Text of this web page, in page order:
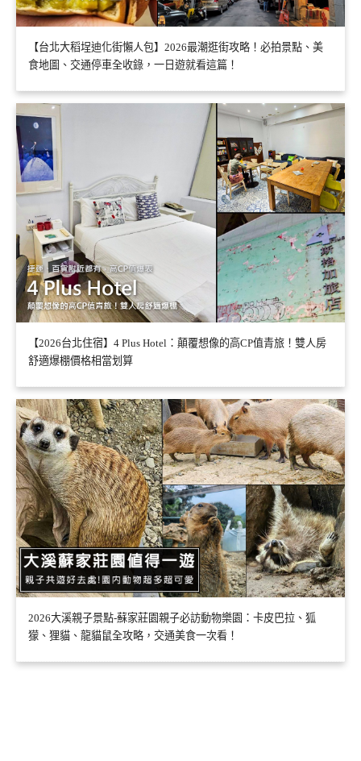
【台北大稻埕迪化街懶人包】2026最潮逛街攻略！必拍景點、美
食地圖、交通停車全收錄，一日遊就看這篇！
【2026台北住宿】4 Plus Hotel：顛覆想像的高CP值青旅！雙人房
舒適爆棚價格相當划算
2026大溪親子景點-蘇家莊園親子必訪動物樂園：卡皮巴拉、狐
獴、狸貓、龍貓鼠全攻略，交通美食一次看！